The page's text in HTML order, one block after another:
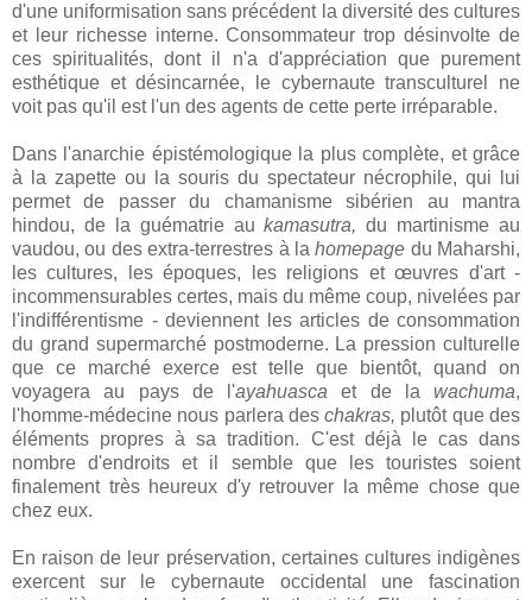
d'une uniformisation sans précédent la diversité des cultures
et leur richesse interne. Consommateur trop désinvolte de
ces spiritualités, dont il n'a d'appréciation que purement
esthétique et désincarnée, le cybernaute transculturel ne
voit pas qu'il est l'un des agents de cette perte irréparable.
Dans l'anarchie épistémologique la plus complète, et grâce
à la zapette ou la souris du spectateur nécrophile, qui lui
permet de passer du chamanisme sibérien au mantra
hindou, de la guématrie aukamasutra, du martinisme au
vaudou, ou des extra-terrestres à lahomepage du Maharshi,
les cultures, les époques, les religions et œuvres d'art -
incommensurables certes, mais du même coup, nivelées par
l'indifférentisme - deviennent les articles de consommation
du grand supermarché postmoderne. La pression culturelle
que ce marché exerce est telle que bientôt, quand on
voyagera au pays de l'ayahuasca et de la wachuma,
l'homme-médecine nous parlera deschakras, plutôt que des
éléments propres à sa tradition. C'est déjà le cas dans
nombre d'endroits et il semble que les touristes soient
finalement très heureux d'y retrouver la même chose que
chez eux.
En raison de leur préservation, certaines cultures indigènes
exercent sur le cybernaute occidental une fascination